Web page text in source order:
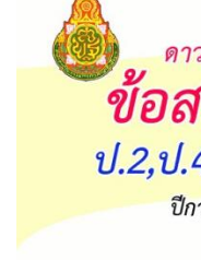
ข้อสอบวัดผลสัมฤทธิ์ ชั้น